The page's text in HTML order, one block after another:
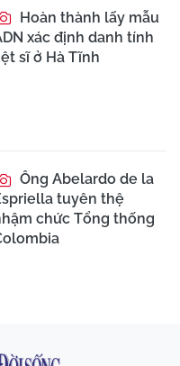
Hoàn thành lấy mẫu
xác định danh tính
sĩ ở Hà Tĩnh
Ông Abelardo de la
tuyên thệ
chức Tổng thống